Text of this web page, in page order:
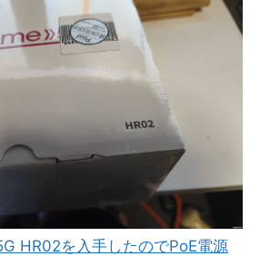
HR02を入手したのでPoE電源